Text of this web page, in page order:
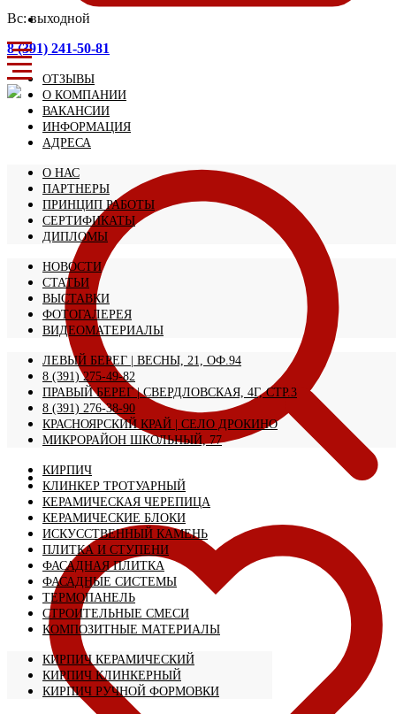
Вс: выходной
8 (391) 241-50-81
ОТЗЫВЫ
О КОМПАНИИ
ВАКАНСИИ
ИНФОРМАЦИЯ
АДРЕСА
О НАС
ПАРТНЕРЫ
ПРИНЦИП РАБОТЫ
СЕРТИФИКАТЫ
ДИПЛОМЫ
НОВОСТИ
СТАТЬИ
ВЫСТАВКИ
ФОТОГАЛЕРЕЯ
ВИДЕОМАТЕРИАЛЫ
ЛЕВЫЙ БЕРЕГ | ВЕСНЫ, 21, ОФ.94
8 (391) 275-49-82
ПРАВЫЙ БЕРЕГ | СВЕРДЛОВСКАЯ, 4Г, СТР.3
8 (391) 276-38-90
КРАСНОЯРСКИЙ КРАЙ | CЕЛО ДРОКИНО
МИКРОРАЙОН ШКОЛЬНЫЙ, 77
КИРПИЧ
КЛИНКЕР ТРОТУАРНЫЙ
КЕРАМИЧЕСКАЯ ЧЕРЕПИЦА
КЕРАМИЧЕСКИЕ БЛОКИ
ИСКУССТВЕННЫЙ КАМЕНЬ
ПЛИТКА И СТУПЕНИ
ФАСАДНАЯ ПЛИТКА
ФАСАДНЫЕ СИСТЕМЫ
ТЕРМОПАНЕЛЬ
СТРОИТЕЛЬНЫЕ СМЕСИ
КОМПОЗИТНЫЕ МАТЕРИАЛЫ
КИРПИЧ КЕРАМИЧЕСКИЙ
КИРПИЧ КЛИНКЕРНЫЙ
КИРПИЧ РУЧНОЙ ФОРМОВКИ